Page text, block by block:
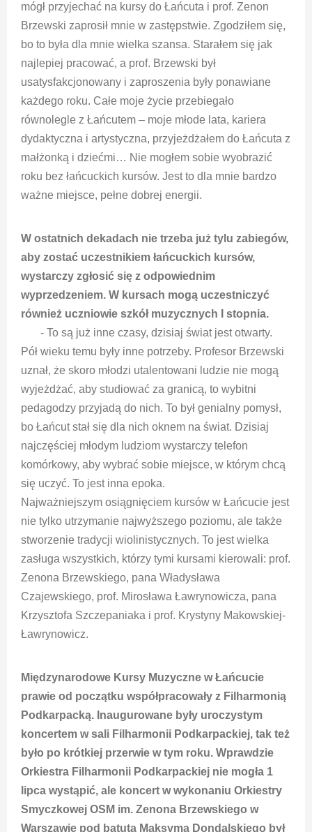
mógł przyjechać na kursy do Łańcuta i prof. Zenon
Brzewski zaprosił mnie w zastępstwie. Zgodziłem się,
bo to była dla mnie wielka szansa. Starałem się jak
najlepiej pracować, a prof. Brzewski był
usatysfakcjonowany i zaproszenia były ponawiane
każdego roku. Całe moje życie przebiegało
równolegle z Łańcutem – moje młode lata, kariera
dydaktyczna i artystyczna, przyjeżdżałem do Łańcuta z
małżonką i dziećmi… Nie mogłem sobie wyobrazić
roku bez łańcuckich kursów. Jest to dla mnie bardzo
ważne miejsce, pełne dobrej energii.
W ostatnich dekadach nie trzeba już tylu zabiegów,
aby zostać uczestnikiem łańcuckich kursów,
wystarczy zgłosić się z odpowiednim
wyprzedzeniem. W kursach mogą uczestniczyć
również uczniowie szkół muzycznych I stopnia.
- To są już inne czasy, dzisiaj świat jest otwarty.
Pół wieku temu były inne potrzeby. Profesor Brzewski
uznał, że skoro młodzi utalentowani ludzie nie mogą
wyjeżdżać, aby studiować za granicą, to wybitni
pedagodzy przyjadą do nich. To był genialny pomysł,
bo Łańcut stał się dla nich oknem na świat. Dzisiaj
najczęściej młodym ludziom wystarczy telefon
komórkowy, aby wybrać sobie miejsce, w którym chcą
się uczyć. To jest inna epoka.
Najważniejszym osiągnięciem kursów w Łańcucie jest
nie tylko utrzymanie najwyższego poziomu, ale także
stworzenie tradycji wiolinistycznych. To jest wielka
zasługa wszystkich, którzy tymi kursami kierowali: prof.
Zenona Brzewskiego, pana Władysława
Czajewskiego, prof. Mirosława Ławrynowicza, pana
Krzysztofa Szczepaniaka i prof. Krystyny Makowskiej-
Ławrynowicz.
Międzynarodowe Kursy Muzyczne w Łańcucie
prawie od początku współpracowały z Filharmonią
Podkarpacką. Inaugurowane były uroczystym
koncertem w sali Filharmonii Podkarpackiej, tak też
było po krótkiej przerwie w tym roku. Wprawdzie
Orkiestra Filharmonii Podkarpackiej nie mogła 1
lipca wystąpić, ale koncert w wykonaniu Orkiestry
Smyczkowej OSM im. Zenona Brzewskiego w
Warszawie pod batutą Maksyma Dondalskiego był